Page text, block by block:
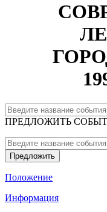
ПРЕДЛОЖИТЬ
Предложить
Положение
Информация